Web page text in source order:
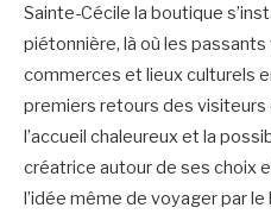
Sainte-Cécile la boutique
piétonnière, là où les
commerces et lieux culturels
premiers retours des visiteurs
l’accueil chaleureux et la
créatrice autour de ses choix
l’idée même de voyager par